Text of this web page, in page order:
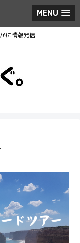
MENU
に情報発信